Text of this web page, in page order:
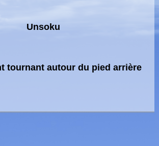
Unsoku
tournant autour du pied arrière